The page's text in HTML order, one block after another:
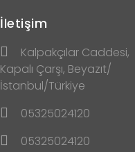
İletişim
Kalpakçılar Caddesi,
Kapalı Çarşı, Beyazıt/
İstanbul/Türkiye
05325024120
05325024120